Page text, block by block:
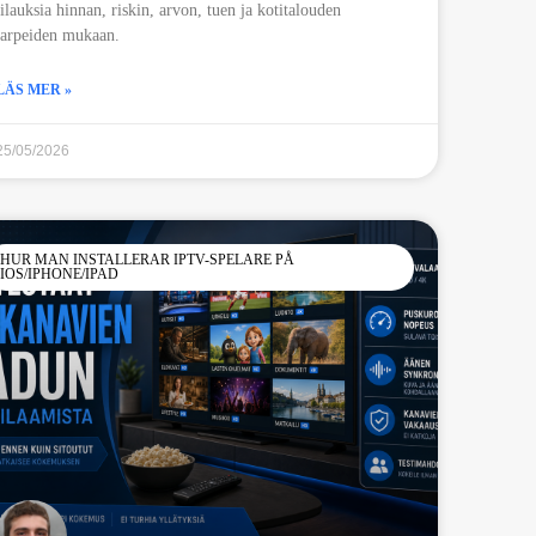
hinnan, riskin, arvon, tuen ja kotitalouden
mukaan.
MER »
05/2026
HUR MAN INSTALLERAR IPTV-SPELARE PÅ
IOS/IPHONE/IPAD